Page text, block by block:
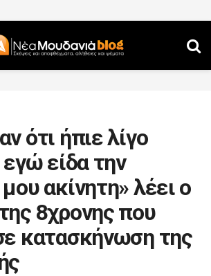
ότι ήπιε λίγο
εγώ είδα την
ακίνητη» λέει ο
8χρονης που
κατασκήνωση της